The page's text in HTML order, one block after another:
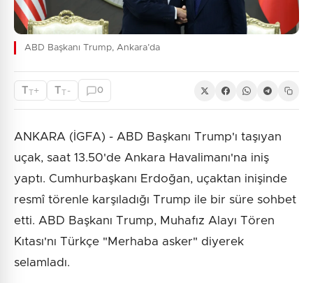
ABD Başkanı Trump, Ankara’da
TT+ TT - 0
ANKARA (İGFA) - ABD Başkanı Trump'ı taşıyan
uçak, saat 13.50'de Ankara Havalimanı'na iniş
yaptı. Cumhurbaşkanı Erdoğan, uçaktan inişinde
resmî törenle karşıladığı Trump ile bir süre sohbet
etti. ABD Başkanı Trump, Muhafız Alayı Tören
Kıtası'nı Türkçe "Merhaba asker" diyerek
selamladı.